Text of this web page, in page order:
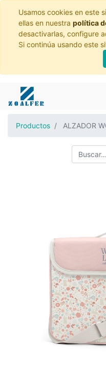
Usamos cookies en este
ellas en nuestra política
desactivarlas, configure
Si continúa usando este
Productos ALZADOR